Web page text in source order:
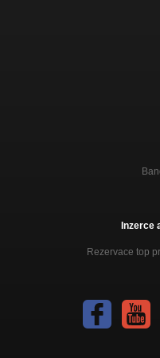
Inzerce
Rezervace top